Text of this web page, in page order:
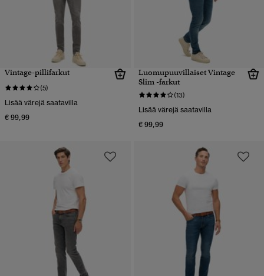
Vintage-pillifarkut
(5)
Lisää värejä saatavilla
€ 99,99
Luomupuuvillaiset Vintage
Slim -farkut
(13)
Lisää värejä saatavilla
€ 99,99